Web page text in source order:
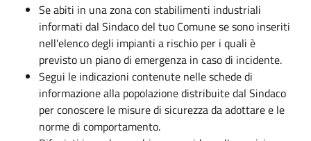
Se abiti in una zona con stabilimenti industriali
informati dal Sindaco del tuo Comune se sono inseriti
nell'elenco degli impianti a rischio per i quali è
previsto un piano di emergenza in caso di incidente.
Segui le indicazioni contenute nelle schede di
informazione alla popolazione distribuite dal Sindaco
per conoscere le misure di sicurezza da adottare e le
norme di comportamento.